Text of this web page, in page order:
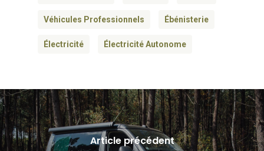
Véhicules Professionnels Ébénisterie
Électricité Électricité Autonome
Article précédent